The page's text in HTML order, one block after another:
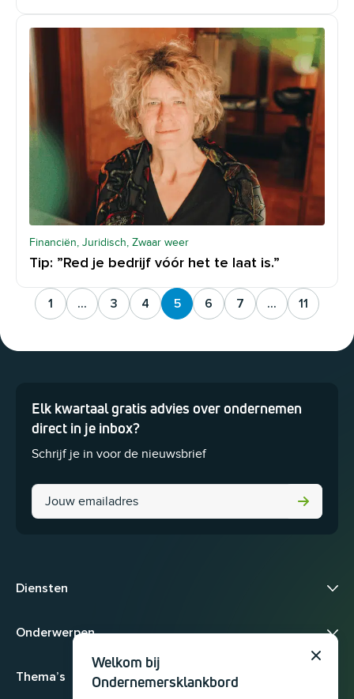
Financiën, Juridisch, Zwaar weer
Tip: ”Red je bedrijf vóór het te laat is.”
1 ... 3 4 5
(current page)
6 7 ... 11
Elk kwartaal gratis advies over ondernemen
direct in je inbox?
Schrijf je in voor de nieuwsbrief
Dit veld is bedoeld voor validatiedoeleinden en moet niet worden
Diensten
Onderwerpen
Thema’s
Welkom bij
Ondernemersklankbord
Sluit